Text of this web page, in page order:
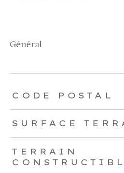
général
TRAD_ZEPHYR_Caracteristique
CODE POSTAL
SURFACE
TERRAIN